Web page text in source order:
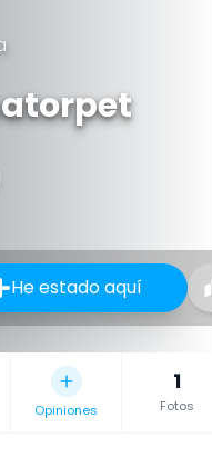
He estado aquí
Opiniones
1
Fotos